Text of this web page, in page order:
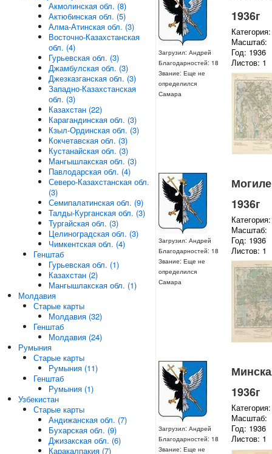
Загрузил: Андрей
Благодарностей: 18
Звание: Еще не
определился
Самара
1936г
Масштаб:
Год: 1936
Листов: 1
Загрузил: Андрей
Благодарностей: 18
Звание: Еще не
определился
Самара
1936г
Масштаб:
Год: 1936
Листов: 1
Загрузил: Андрей
Благодарностей: 18
Звание: Еще не
1936г
Масштаб:
Год: 1936
Листов: 1
Акмолинская обл. (8)
Актюбинская обл. (5)
Алма-Атинская обл. (3)
Восточно-Казахстанская
обл. (4)
Гурьевская обл. (3)
Джамбулская обл. (3)
Джезказганская обл. (3)
Западно-Казахстанская
обл. (3)
Казахстан (22)
Карагандинская обл. (3)
Кзыл-Ординская обл. (3)
Кокчетавская обл. (3)
Кустанайская обл. (3)
Мангышлакская обл. (3)
Павлодарская обл. (4)
Северо-Казахстанская обл.
(3)
Семипалатинская обл. (9)
Талды-Курганская обл. (3)
Тургайская обл. (3)
Целиноградская обл. (3)
Чимкентская обл. (4)
Генштаб
Гурьевская обл. (1)
Казахстан (2)
Мангышлакская обл. (1)
Молдавия
Старые карты
Молдавия (32)
Генштаб
Молдавия (24)
Румыния
Старые карты
Румыния (11)
Генштаб
Румыния (1)
Узбекистан
Старые карты
Андижанская обл. (7)
Бухарская обл. (9)
Джизакская обл. (6)
Каракалпакия (7)